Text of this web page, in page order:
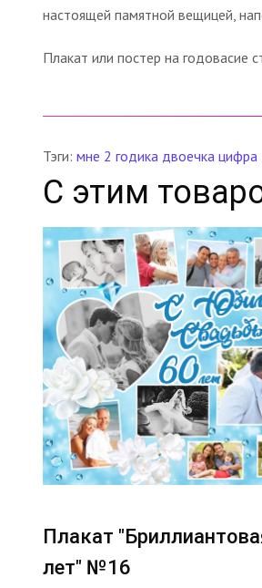
настоящей памятной вещицей,
Плакат или постер на годовасие
Тэги: мне 2 годика двоечка цифра
С этим
Плакат
лет" №16